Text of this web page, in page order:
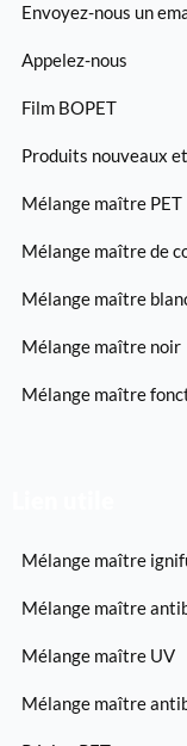
Envoyez-nous un
Appelez-nous
Film BOPET
Produits nouveaux
Mélange maître PET
Mélange maître de
Mélange maître
Mélange maître noir
Mélange maître
Mélange maître
Mélange maître
Mélange maître UV
Mélange maître